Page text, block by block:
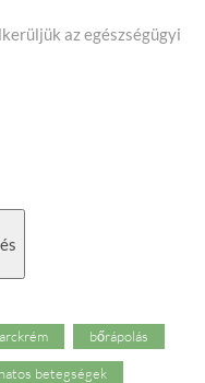
az egészségügyi
arckrém bőrápolás
betegségek